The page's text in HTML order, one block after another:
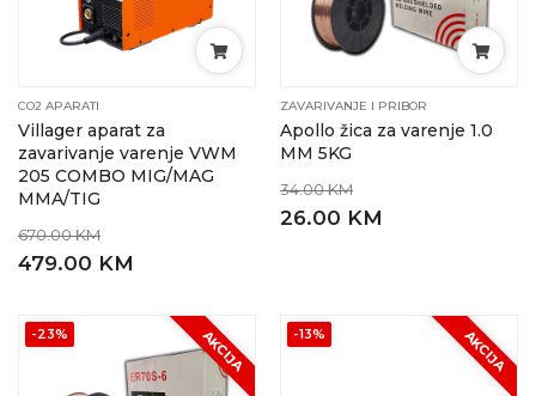
CO2 APARATI
Villager aparat za
zavarivanje varenje VWM
205 COMBO MIG/MAG
MMA/TIG
670.00 KM
479.00 KM
ZAVARIVANJE I PRIBOR
Apollo žica za varenje 1.0
MM 5KG
34.00 KM
26.00 KM
-23% AKCIJA -13% AKCIJA